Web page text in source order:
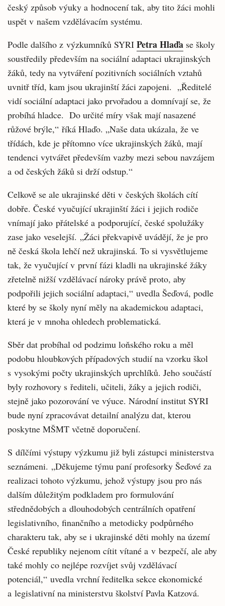
český způsob výuky a hodnocení tak, aby tito žáci mohli
uspět v našem vzdělávacím systému.
Podle dalšího z výzkumníků SYRI Petra Hlaďa se školy
soustředily především na sociální adaptaci ukrajinských
žáků, tedy na vytváření pozitivních sociálních vztahů
uvnitř tříd, kam jsou ukrajinští žáci zapojeni. „Ředitelé
vidí sociální adaptaci jako prvořadou a domnívají se, že
probíhá hladce. Do určité míry však mají nasazené
růžové brýle,“ říká Hlaďo. „Naše data ukázala, že ve
třídách, kde je přítomno více ukrajinských žáků, mají
tendenci vytvářet především vazby mezi sebou navzájem
a od českých žáků si drží odstup.“
Celkově se ale ukrajinské děti v českých školách cítí
dobře. České vyučující ukrajinští žáci i jejich rodiče
vnímají jako přátelské a podporující, české spolužáky
zase jako veselejší. „Žáci překvapivě uvádějí, že je pro
ně česká škola lehčí než ukrajinská. To si vysvětlujeme
tak, že vyučující v první fázi kladli na ukrajinské žáky
zřetelně nižší vzdělávací nároky právě proto, aby
podpořili jejich sociální adaptaci,“ uvedla Šeďová, podle
které by se školy nyní měly na akademickou adaptaci,
která je v mnoha ohledech problematická.
Sběr dat probíhal od podzimu loňského roku a měl
podobu hloubkových případových studií na vzorku škol
s vysokými počty ukrajinských uprchlíků. Jeho součástí
byly rozhovory s řediteli, učiteli, žáky a jejich rodiči,
stejně jako pozorování ve výuce. Národní institut SYRI
bude nyní zpracovávat detailní analýzu dat, kterou
poskytne MŠMT včetně doporučení.
S dílčími výstupy výzkumu již byli zástupci ministerstva
seznámeni. „Děkujeme týmu paní profesorky Šeďové za
realizaci tohoto výzkumu, jehož výstupy jsou pro nás
dalším důležitým podkladem pro formulování
střednědobých a dlouhodobých centrálních opatření
legislativního, finančního a metodicky podpůrného
charakteru tak, aby se i ukrajinské děti mohly na území
České republiky nejenom cítit vítané a v bezpečí, ale aby
také mohly co nejlépe rozvíjet svůj vzdělávací
potenciál,“ uvedla vrchní ředitelka sekce ekonomické
a legislativní na ministerstvu školství Pavla Katzová.